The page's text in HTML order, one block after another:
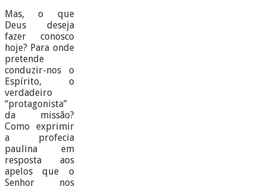
Mas, o que
Deus deseja
fazer conosco
hoje? Para onde
pretende
conduzir-nos o
Espírito, o
verdadeiro
“protagonista”
da missão?
Como exprimir
a profecia
paulina em
resposta aos
apelos que o
Senhor nos